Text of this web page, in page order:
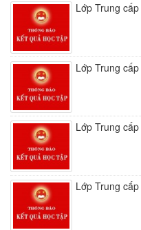
Lớp Trung
Lớp Trung
Lớp Trung
Lớp Trung